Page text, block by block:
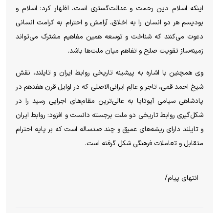
اینکه اسلام دین رحمت و عدالت‌گستری است، اظهار کرد: اسلام و
بودیسم هر دو انسان را به اخلاق، آرامش و احترام به کرامت انسانی
دعوت می‌کنند که شناخت و توسعه همین مفاهیم مشترک می‌تواند
زمینه‌ساز تقویت صلح و تفاهم میان ملت‌ها باشد.
وی همچنین با اشاره به پیشینه تاریخی روابط ایران و تایلند، نقش
شیخ احمد قمی، تاجر و عالِم ایرانی‌الاصلی که در اوایل قرن هفدهم در
پادشاهی سیامی آیوتایا به عالی‌ترین مقام‌های اجرایی رسید را در
شکل‌گیری روابط تاریخی دو ملت برجسته دانست و افزود: روابط ایران
و تایلند دارای ریشه‌های عمیق و چند صدساله است که بر پایه احترام
متقابل و تعاملات فرهنگی شکل گرفته است.
انتهای پیام/